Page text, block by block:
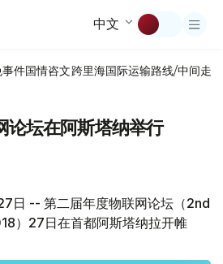
中文
事件国情咨文跨里海国际运输路线/中间走廊
论坛在阿斯塔纳举行
日 -- 第二届年度物联网论坛（2nd
）27日在首都阿斯塔纳拉开帷